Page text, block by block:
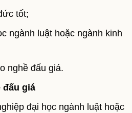
tốt;
ngành luật hoặc ngành kinh
nghề đấu giá.
đấu giá
đại học ngành luật hoặc